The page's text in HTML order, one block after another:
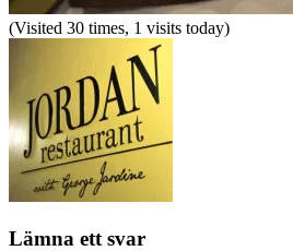
(Visited 30 times, 1 visits today)
Lämna ett svar